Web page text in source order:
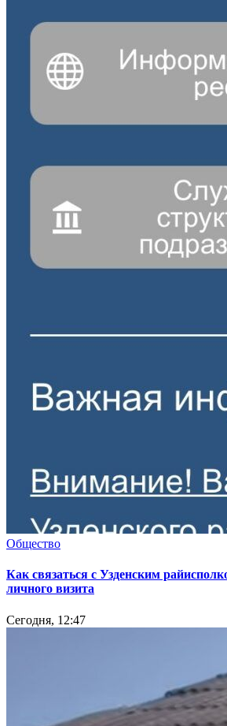
Общество
Как связаться с Узденским
личного визита
Сегодня, 12:47